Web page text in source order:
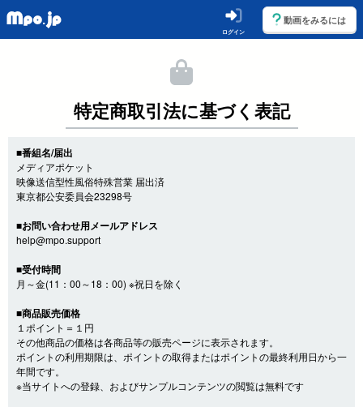
ログイン
動画をみるには
特定商取引法に基づく表記
■番組名/届出
メディアポケット
映像送信型性風俗特殊営業 届出済
東京都公安委員会23298号
■お問い合わせ用メールアドレス
help@mpo.support
■受付時間
月～金(11：00～18：00) ※祝日を除く
■商品販売価格
１ポイント＝１円
その他商品の価格は各商品等の販売ページに表示されます。
ポイントの利用期限は、ポイントの取得またはポイントの最終利用日から一
年間です。
※当サイトへの登録、およびサンプルコンテンツの閲覧は無料です